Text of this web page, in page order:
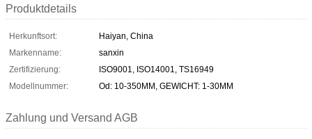
Produktdetails
Herkunftsort:
Haiyan, China
Markenname:
sanxin
Zertifizierung:
ISO9001, ISO14001, TS16949
Modellnummer:
Od: 10-350MM, GEWICHT: 1-30MM
Zahlung und Versand AGB